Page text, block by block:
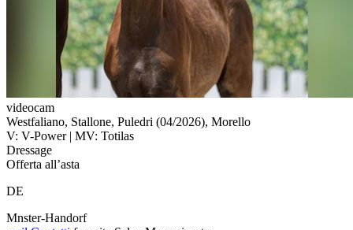
videocam
Westfaliano, Stallone, Puledri (04/2026), Morello
V: V-Power | MV: Totilas
Dressage
Offerta all’asta
DE
Mnster-Handorf